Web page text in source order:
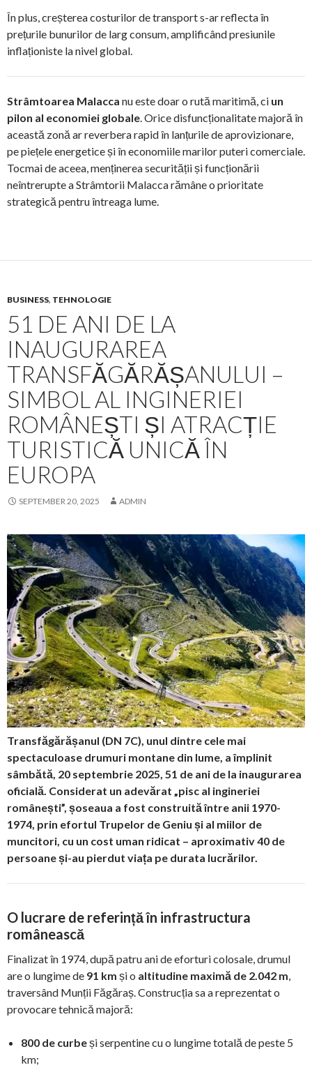
În plus, creșterea costurilor de transport s-ar reflecta în
prețurile bunurilor de larg consum, amplificând presiunile
inflaționiste la nivel global.
Strâmtoarea Malacca nu este doar o rută maritimă, ci un
pilon al economiei globale. Orice disfuncționalitate majoră în
această zonă ar reverbera rapid în lanțurile de aprovizionare,
pe piețele energetice și în economiile marilor puteri comerciale.
Tocmai de aceea, menținerea securității și funcționării
neîntrerupte a Strâmtorii Malacca rămâne o prioritate
strategică pentru întreaga lume.
BUSINESS, TEHNOLOGIE
51 DE ANI DE LA
INAUGURAREA
TRANSFĂGĂRĂȘANULUI –
SIMBOL AL INGINERIEI
ROMÂNEȘTI ȘI ATRACȚIE
TURISTICĂ UNICĂ ÎN
EUROPA
SEPTEMBER 20, 2025 ADMIN
Transfăgărășanul (DN 7C), unul dintre cele mai
spectaculoase drumuri montane din lume, a împlinit
sâmbătă, 20 septembrie 2025, 51 de ani de la inaugurarea
oficială. Considerat un adevărat „pisc al ingineriei
românești”, șoseaua a fost construită între anii 1970-
1974, prin efortul Trupelor de Geniu și al miilor de
muncitori, cu un cost uman ridicat – aproximativ 40 de
persoane și-au pierdut viața pe durata lucrărilor.
O lucrare de referință în infrastructura
românească
Finalizat în 1974, după patru ani de eforturi colosale, drumul
are o lungime de 91 km și o altitudine maximă de 2.042 m
traversând Munții Făgăraș. Construcția sa a reprezentat o
provocare tehnică majoră:
800 de curbeși serpentine cu o lungime totală de peste 5
km;